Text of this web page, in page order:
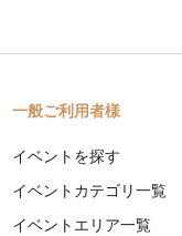
一般ご利用者様
イベントを探す
イベントカテゴリ一覧
イベントエリア一覧